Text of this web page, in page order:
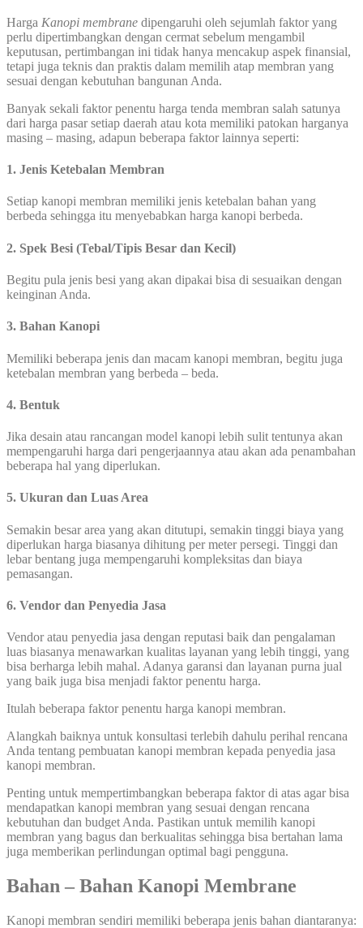
Harga Kanopi membrane dipengaruhi oleh sejumlah faktor yang
perlu dipertimbangkan dengan cermat sebelum mengambil
keputusan, pertimbangan ini tidak hanya mencakup aspek finansial,
tetapi juga teknis dan praktis dalam memilih atap membran yang
sesuai dengan kebutuhan bangunan Anda.
Banyak sekali faktor penentu harga tenda membran salah satunya
dari harga pasar setiap daerah atau kota memiliki patokan harganya
masing – masing, adapun beberapa faktor lainnya seperti:
1. Jenis Ketebalan Membran
Setiap kanopi membran memiliki jenis ketebalan bahan yang
berbeda sehingga itu menyebabkan harga kanopi berbeda.
2. Spek Besi (Tebal/Tipis Besar dan Kecil)
Begitu pula jenis besi yang akan dipakai bisa di sesuaikan dengan
keinginan Anda.
3. Bahan Kanopi
Memiliki beberapa jenis dan macam kanopi membran, begitu juga
ketebalan membran yang berbeda – beda.
4. Bentuk
Jika desain atau rancangan model kanopi lebih sulit tentunya akan
mempengaruhi harga dari pengerjaannya atau akan ada penambahan
beberapa hal yang diperlukan.
5. Ukuran dan Luas Area
Semakin besar area yang akan ditutupi, semakin tinggi biaya yang
diperlukan harga biasanya dihitung per meter persegi. Tinggi dan
lebar bentang juga mempengaruhi kompleksitas dan biaya
pemasangan.
6. Vendor dan Penyedia Jasa
Vendor atau penyedia jasa dengan reputasi baik dan pengalaman
luas biasanya menawarkan kualitas layanan yang lebih tinggi, yang
bisa berharga lebih mahal. Adanya garansi dan layanan purna jual
yang baik juga bisa menjadi faktor penentu harga.
Itulah beberapa faktor penentu harga kanopi membran.
Alangkah baiknya untuk konsultasi terlebih dahulu perihal rencana
Anda tentang pembuatan kanopi membran kepada penyedia jasa
kanopi membran.
Penting untuk mempertimbangkan beberapa faktor di atas agar bisa
mendapatkan kanopi membran yang sesuai dengan rencana
kebutuhan dan budget Anda. Pastikan untuk memilih kanopi
membran yang bagus dan berkualitas sehingga bisa bertahan lama
juga memberikan perlindungan optimal bagi pengguna.
Bahan – Bahan Kanopi Membrane
Kanopi membran sendiri memiliki beberapa jenis bahan diantaranya: